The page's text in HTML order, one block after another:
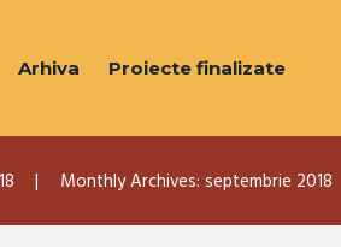
Arhiva Proiecte finalizate
Monthly Archives: septembrie 2018